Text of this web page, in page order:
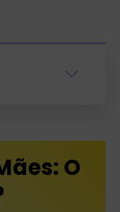
O